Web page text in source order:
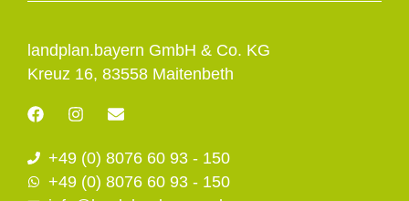
landplan.bayern GmbH & Co. KG
Kreuz 16, 83558 Maitenbeth
F
a
e
b
o
I
n
t
a
g
E
e
l
o
+49 (0) 8076 60 93 - 150
+49 (0) 8076 60 93 - 150